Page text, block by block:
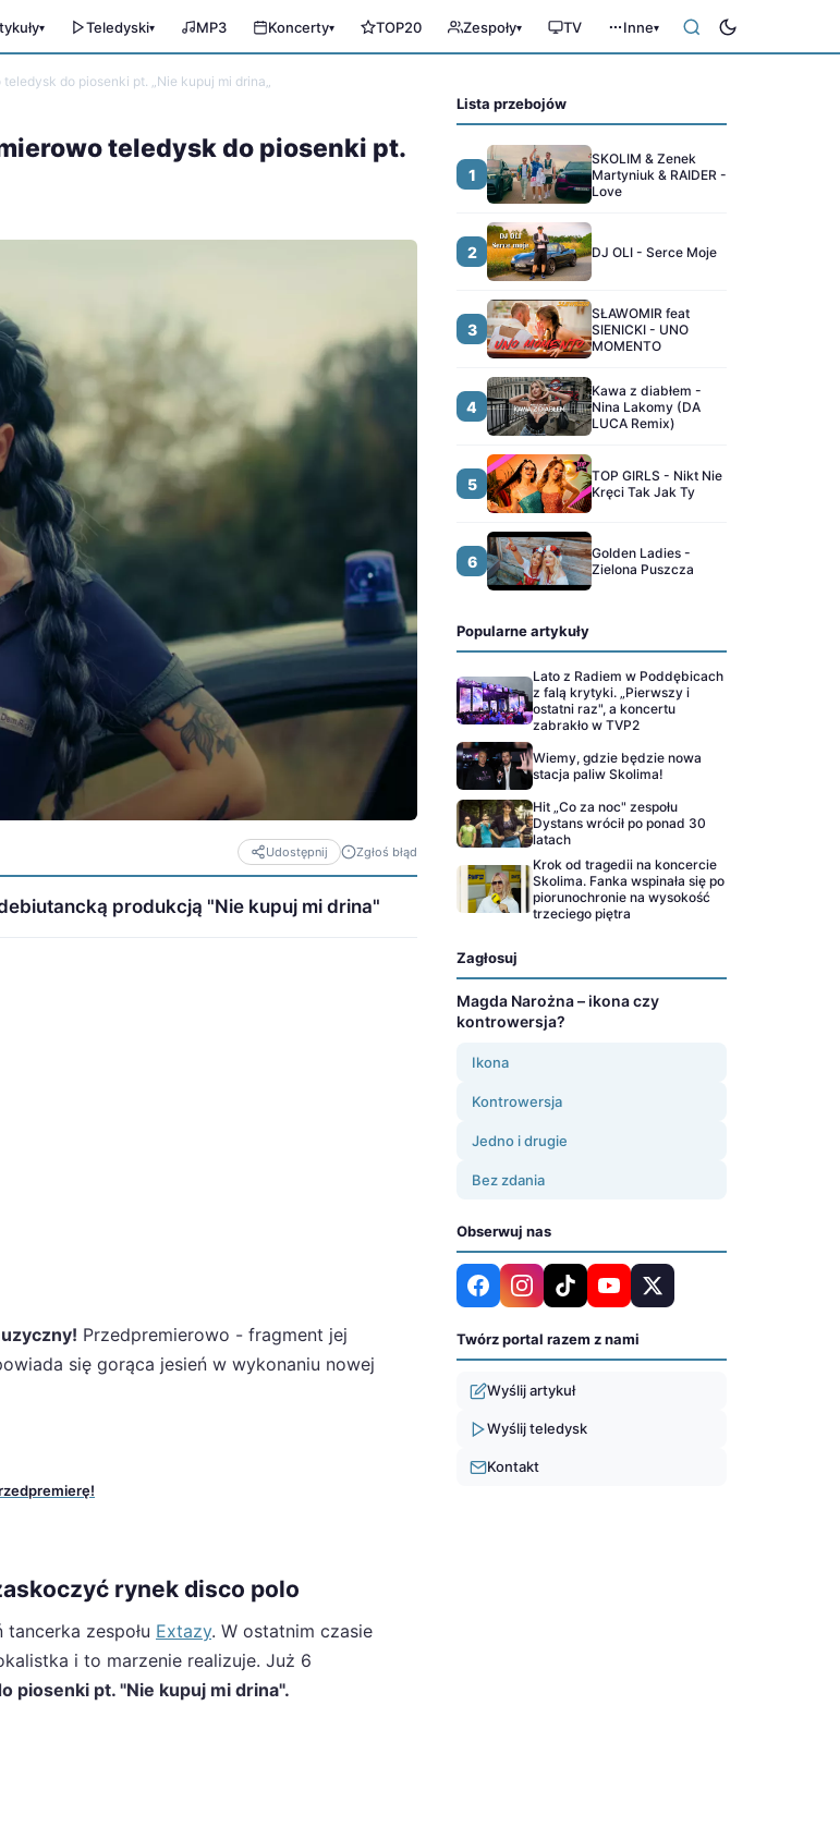
▾ Teledyski▾ MP3 Koncerty▾ TOP20 Zespoły▾ TV Inne▾
do piosenki pt. „Nie kupuj mi drina„
teledysk do piosenki pt.
Udostępnij Zgłoś błąd
produkcją "Nie kupuj mi drina"
Przedpremierowo - fragment jej
się gorąca jesień w wykonaniu nowej
rynek disco polo
zespołu Extazy. W ostatnim czasie
i to marzenie realizuje. Już 6
piosenki pt. "Nie kupuj mi drina".
Lista przebojów
1
SKOLIM & Zenek
Martyniuk & RAIDER -
Love
2 DJ OLI - Serce Moje
3
SŁAWOMIR feat
SIENICKI - UNO
MOMENTO
4
Kawa z diabłem -
Nina Lakomy (DA
LUCA Remix)
5
TOP GIRLS - Nikt Nie
Kręci Tak Jak Ty
6
Golden Ladies -
Zielona Puszcza
Popularne artykuły
Lato z Radiem w Poddębicach
z falą krytyki. „Pierwszy i
ostatni raz", a koncertu
zabrakło w TVP2
Wiemy, gdzie będzie nowa
stacja paliw Skolima!
Hit „Co za noc" zespołu
Dystans wrócił po ponad 30
latach
Krok od tragedii na koncercie
Skolima. Fanka wspinała się po
piorunochronie na wysokość
trzeciego piętra
Zagłosuj
Magda Narożna – ikona czy
kontrowersja?
Ikona
Kontrowersja
Jedno i drugie
Bez zdania
Obserwuj nas
Twórz portal razem z nami
Wyślij artykuł
Wyślij teledysk
Kontakt